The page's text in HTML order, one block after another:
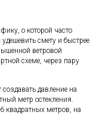
о которой часто
смету и быстрее
ветровой
схеме, через пару
давление на
метр остекления.
квадратных метров, на